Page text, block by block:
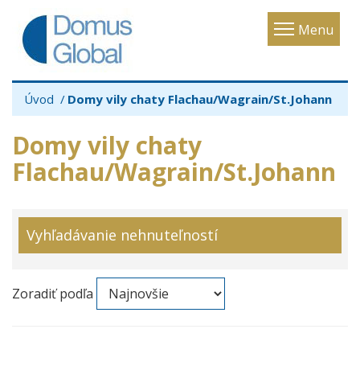
Menu
Toggle
Úvod Domy vily chaty Flachau/Wagrain/St.Johann
Domy vily chaty
Flachau/Wagrain/St.Johann
Vyhľadávanie nehnuteľností
Zoradiť podľa